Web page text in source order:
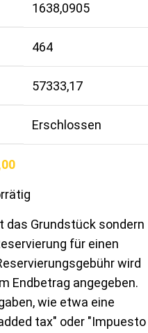
1638,0905
464
57333,17
Erschlossen
das Grundstück sondern
für einen
wird
Endbetrag angegeben.
wie etwa eine
tax" oder "Impuesto